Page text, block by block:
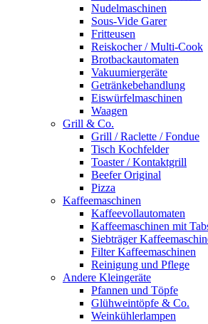
Nudelmaschinen
Sous-Vide Garer
Fritteusen
Reiskocher / Multi-Cook
Brotbackautomaten
Vakuumiergeräte
Getränkebehandlung
Eiswürfelmaschinen
Waagen
Grill & Co.
Grill / Raclette / Fondue
Tisch Kochfelder
Toaster / Kontaktgrill
Beefer Original
Pizza
Kaffeemaschinen
Kaffeevollautomaten
Kaffeemaschinen mit
Siebträger
Filter Kaffeemaschinen
Reinigung und Pflege
Andere Kleingeräte
Pfannen und Töpfe
Glühweintöpfe & Co.
Weinkühlerlampen